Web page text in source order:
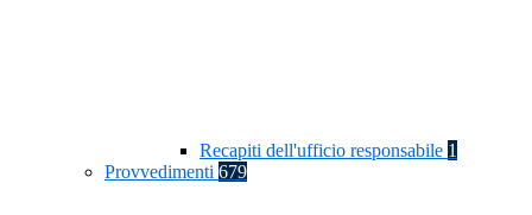
Recapiti dell'ufficio responsabile 1
Provvedimenti 679